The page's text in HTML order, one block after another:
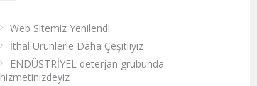
Web Sitemiz Yenilendi
İthal Ürünlerle Daha Çeşitliyiz
ENDÜSTRİYEL deterjan grubunda
hizmetinizdeyiz